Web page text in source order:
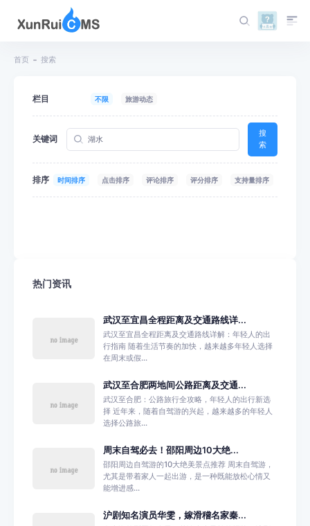
首页 搜索
栏目 不限 旅游动态
关键词
搜
索
排序 时间排序 点击排序 评论排序 评分排序 支持量排序
热门资讯
武汉至宜昌全程距离及交通路线详...
武汉至宜昌全程距离及交通路线详解：年轻人的出
行指南 随着生活节奏的加快，越来越多年轻人选择
在周末或假...
武汉至合肥两地间公路距离及交通...
武汉至合肥：公路旅行全攻略，年轻人的出行新选
择 近年来，随着自驾游的兴起，越来越多的年轻人
选择公路旅...
周末自驾必去！邵阳周边10大绝...
邵阳周边自驾游的10大绝美景点推荐 周末自驾游，
尤其是带着家人一起出游，是一种既能放松心情又
能增进感...
沪剧知名演员华雯，嫁滑稽名家秦...